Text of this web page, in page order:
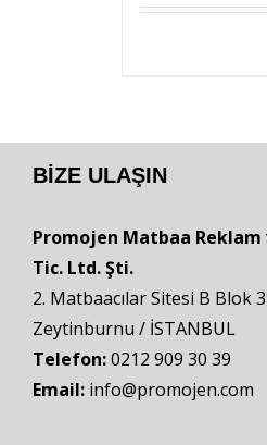
BIZE ULAŞIN
Promojen Matbaa Reklam
Tic. Ltd. Şti.
2. Matbaacılar Sitesi B Blok
Zeytinburnu / İSTANBUL
Telefon:0212 909 30 39
Email: info@promojen.com